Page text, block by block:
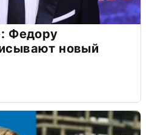
Федору
новый